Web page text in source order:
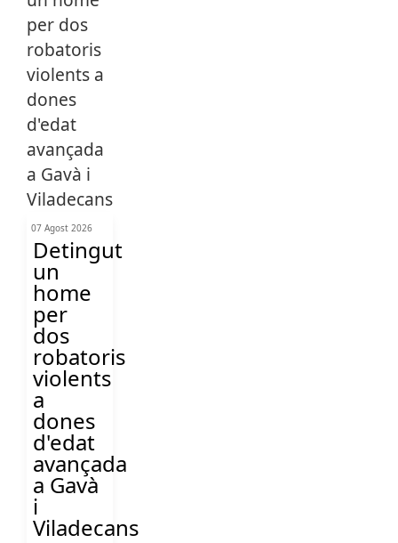
07 Agost 2026
Detingut
un
home
per
dos
robatoris
violents
a
dones
d'edat
avançada
a Gavà
i
Viladecans